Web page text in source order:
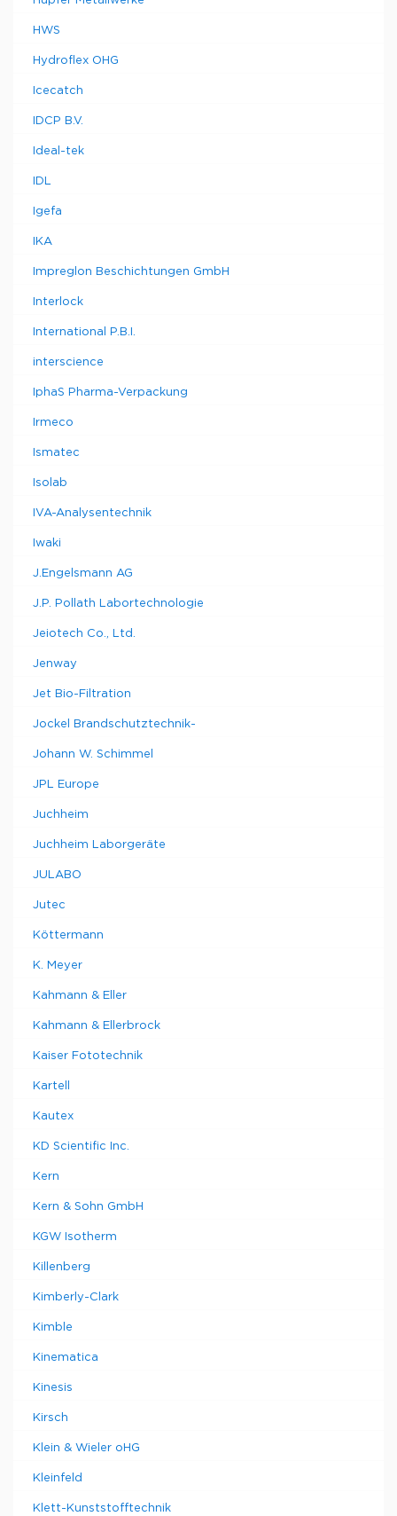
HWS
Hydroflex OHG
Icecatch
IDCP B.V.
Ideal-tek
IDL
Igefa
IKA
Impreglon Beschichtungen GmbH
Interlock
International P.B.I.
interscience
IphaS Pharma-Verpackung
Irmeco
Ismatec
Isolab
IVA-Analysentechnik
Iwaki
J.Engelsmann AG
J.P. Pollath Labortechnologie
Jeiotech Co., Ltd.
Jenway
Jet Bio-Filtration
Jockel Brandschutztechnik-
Johann W. Schimmel
JPL Europe
Juchheim
Juchheim Laborgeräte
JULABO
Jutec
Köttermann
K. Meyer
Kahmann & Eller
Kahmann & Ellerbrock
Kaiser Fototechnik
Kartell
Kautex
KD Scientific Inc.
Kern
Kern & Sohn GmbH
KGW Isotherm
Killenberg
Kimberly-Clark
Kimble
Kinematica
Kinesis
Kirsch
Klein & Wieler oHG
Kleinfeld
Klett-Kunststofftechnik